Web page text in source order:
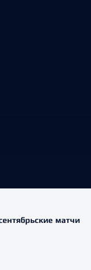
матчи